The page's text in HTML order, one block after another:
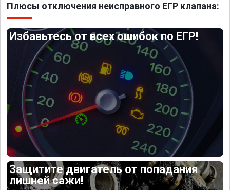
Плюсы отключения неисправного ЕГР клапана:
Избавьтесь от всех ошибок по ЕГР!
Защитите двигатель от попадания
лишней сажи!